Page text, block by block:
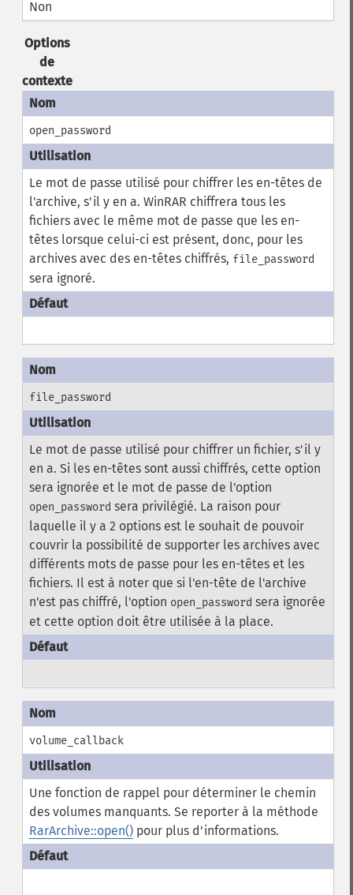
Non
Options
de
contexte
open_password
Le mot de passe utilisé pour chiffrer les en-têtes de
l'archive, s'il y en a. WinRAR chiffrera tous les
fichiers avec le même mot de passe que les en-
têtes lorsque celui-ci est présent, donc, pour les
archives avec des en-têtes chiffrés, file_password
sera ignoré.
file_password
Le mot de passe utilisé pour chiffrer un fichier, s'il y
en a. Si les en-têtes sont aussi chiffrés, cette option
sera ignorée et le mot de passe de l'option
open_password sera privilégié. La raison pour
laquelle il y a 2 options est le souhait de pouvoir
couvrir la possibilité de supporter les archives avec
différents mots de passe pour les en-têtes et les
fichiers. Il est à noter que si l'en-tête de l'archive
n'est pas chiffré, l'option open_password sera ignorée
et cette option doit être utilisée à la place.
volume_callback
Une fonction de rappel pour déterminer le chemin
des volumes manquants. Se reporter à la méthode
RarArchive::open()pour plus d'informations.